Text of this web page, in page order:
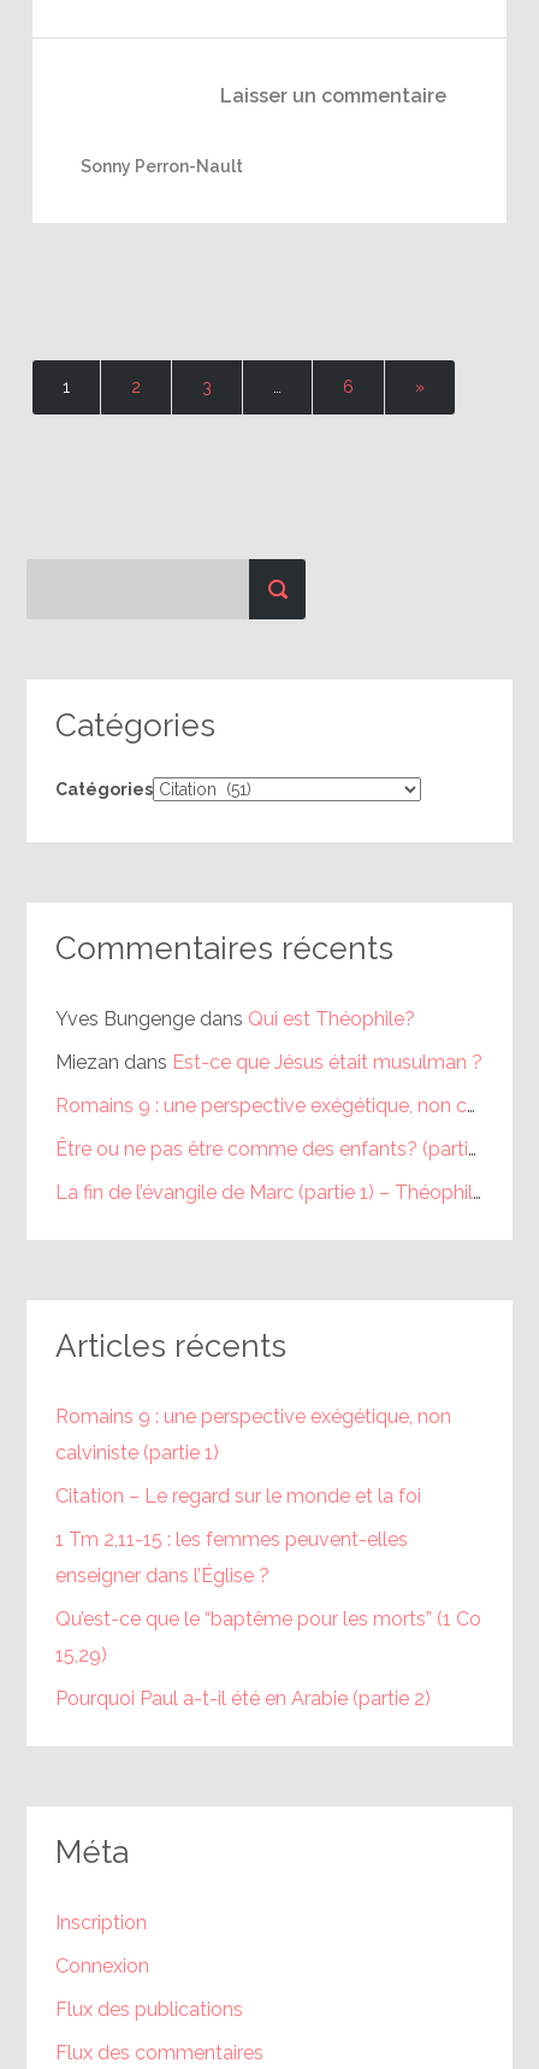
Laisser un commentaire
Sonny Perron-Nault
1 2 3 6 »
Catégories
Catégories
Commentaires récents
Yves Bungengedans Qui est Théophile?
Miezan dans Est-ce que Jésus était musulman ?
Romains 9 : une perspective exégétique, non calviniste (partie 1) – Théophile
Être ou ne pas être comme des enfants? (partie 1) – Théophile
La fin de l’évangile de Marc (partie 1) – Théophile
Articles récents
Romains 9 : une perspective exégétique, non
calviniste (partie 1)
Citation – Le regard sur le monde et la foi
1 Tm 2,11-15 : les femmes peuvent-elles
enseigner dans l’Église ?
Qu’est-ce que le “baptême pour les morts” (1 Co
15,29)
Pourquoi Paul a-t-il été en Arabie (partie 2)
Méta
Inscription
Connexion
Flux des publications
Flux des commentaires